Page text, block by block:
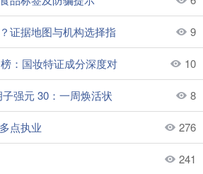
证据地图与机构选择指 9
：国妆特证成分深度对 10
强元 30：一周焕活状 8
点执业 276
241